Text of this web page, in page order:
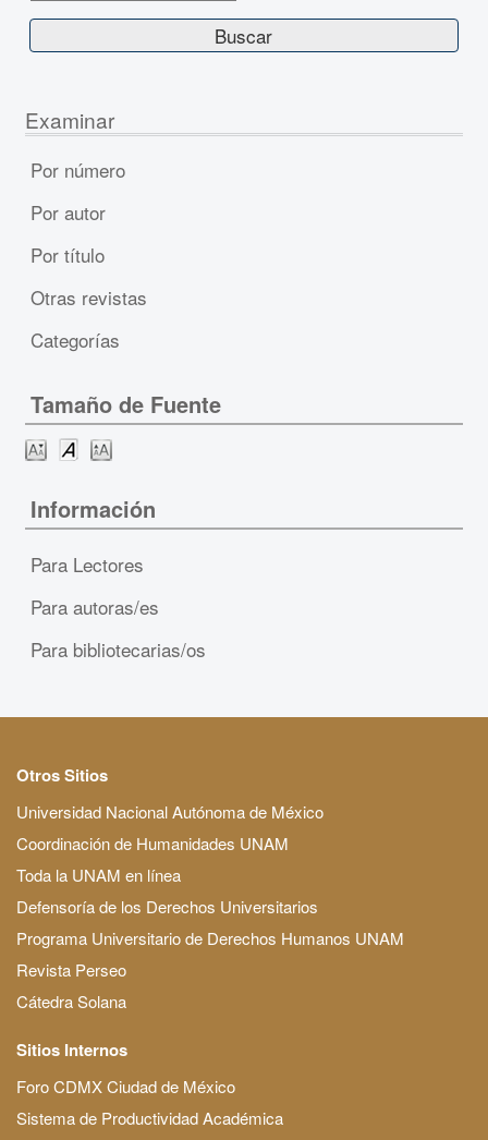
Examinar
Por número
Por autor
Por título
Otras revistas
Categorías
Tamaño de Fuente
Información
Para Lectores
Para autoras/es
Para bibliotecarias/os
Otros Sitios
Universidad Nacional Autónoma de México
Coordinación de Humanidades UNAM
Toda la UNAM en línea
Defensoría de los Derechos Universitarios
Programa Universitario de Derechos Humanos UNAM
Revista Perseo
Cátedra Solana
Sitios Internos
Foro CDMX Ciudad de México
Sistema de Productividad Académica